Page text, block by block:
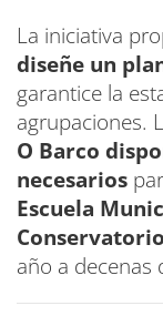
La iniciativa
diseñe un
garantice la
agrupaciones.
O Barco
necesarios
Escuela
año a decenas